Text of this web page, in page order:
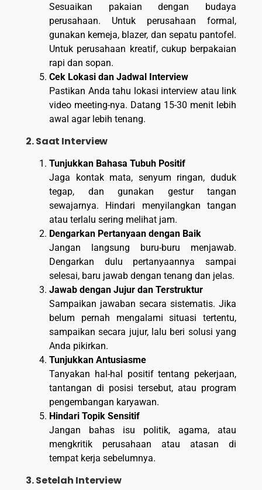
Sesuaikan pakaian dengan budaya
perusahaan. Untuk perusahaan formal,
gunakan kemeja, blazer, dan sepatu pantofel.
Untuk perusahaan kreatif, cukup berpakaian
rapi dan sopan.
Cek Lokasi dan Jadwal Interview
Pastikan Anda tahu lokasi interview atau link
video meeting-nya. Datang 15-30 menit lebih
awal agar lebih tenang.
2. Saat Interview
Tunjukkan Bahasa Tubuh Positif
Jaga kontak mata, senyum ringan, duduk
tegap, dan gunakan gestur tangan
sewajarnya. Hindari menyilangkan tangan
atau terlalu sering melihat jam.
Dengarkan Pertanyaan dengan Baik
Jangan langsung buru-buru menjawab.
Dengarkan dulu pertanyaannya sampai
selesai, baru jawab dengan tenang dan jelas.
Jawab dengan Jujur dan Terstruktur
Sampaikan jawaban secara sistematis. Jika
belum pernah mengalami situasi tertentu,
sampaikan secara jujur, lalu beri solusi yang
Anda pikirkan.
Tunjukkan Antusiasme
Tanyakan hal-hal positif tentang pekerjaan,
tantangan di posisi tersebut, atau program
pengembangan karyawan.
Hindari Topik Sensitif
Jangan bahas isu politik, agama, atau
mengkritik perusahaan atau atasan di
tempat kerja sebelumnya.
3. Setelah Interview